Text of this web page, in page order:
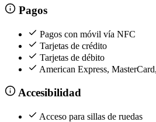
Pagos
Pagos con móvil vía NFC
Tarjetas de crédito
Tarjetas de débito
American Express,
Accesibilidad
Acceso para sillas de ruedas